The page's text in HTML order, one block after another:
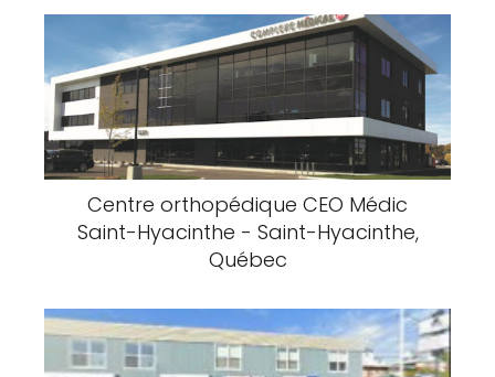
Centre orthopédique CEO Médic
Saint-Hyacinthe - Saint-Hyacinthe,
Québec